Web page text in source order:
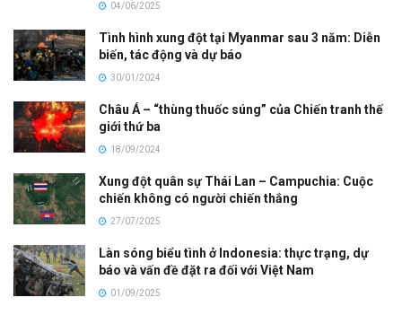
04/06/2025
Tình hình xung đột tại Myanmar sau 3 năm: Diễn
biến, tác động và dự báo
30/01/2024
Châu Á – “thùng thuốc súng” của Chiến tranh thế
giới thứ ba
18/09/2024
Xung đột quân sự Thái Lan – Campuchia: Cuộc
chiến không có người chiến thắng
27/07/2025
Làn sóng biểu tình ở Indonesia: thực trạng, dự
báo và vấn đề đặt ra đối với Việt Nam
01/09/2025